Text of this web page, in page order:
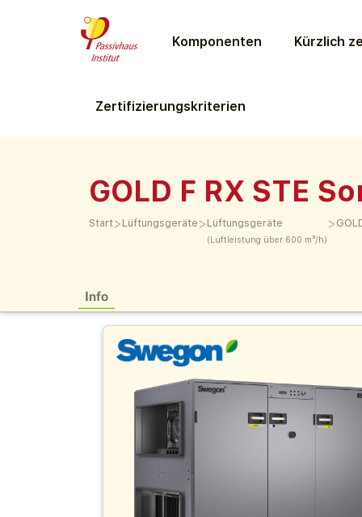
Komponenten Kürzlich
Zertifizierungs­kriterien
GOLD F RX STE
Start> Lüftungs­geräte > Lüftungs­geräte
(Luftleistung über 600 m³/h)
>
Info